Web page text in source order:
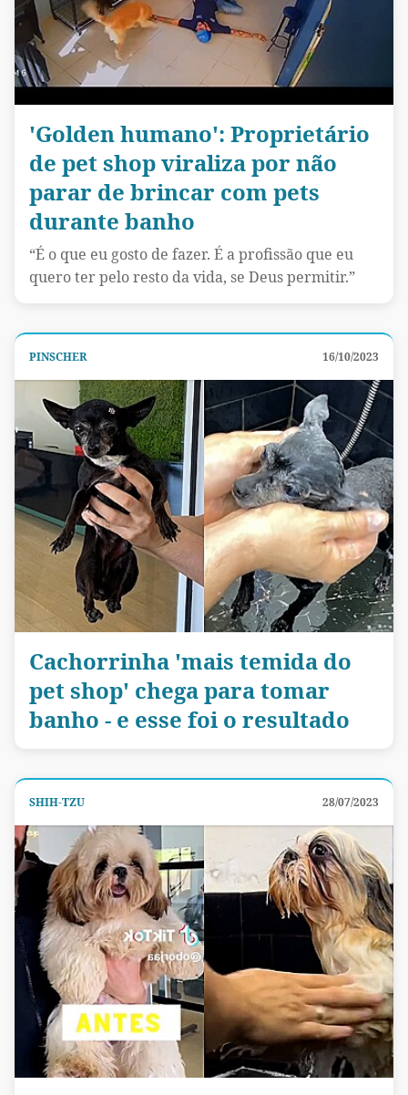
'Golden humano': Proprietário
de pet shop viraliza por não
parar de brincar com pets
durante banho
“É o que eu gosto de fazer. É a profissão que eu
quero ter pelo resto da vida, se Deus permitir.”
PINSCHER 16/10/2023
Cachorrinha 'mais temida do
pet shop' chega para tomar
banho - e esse foi o resultado
SHIH-TZU 28/07/2023